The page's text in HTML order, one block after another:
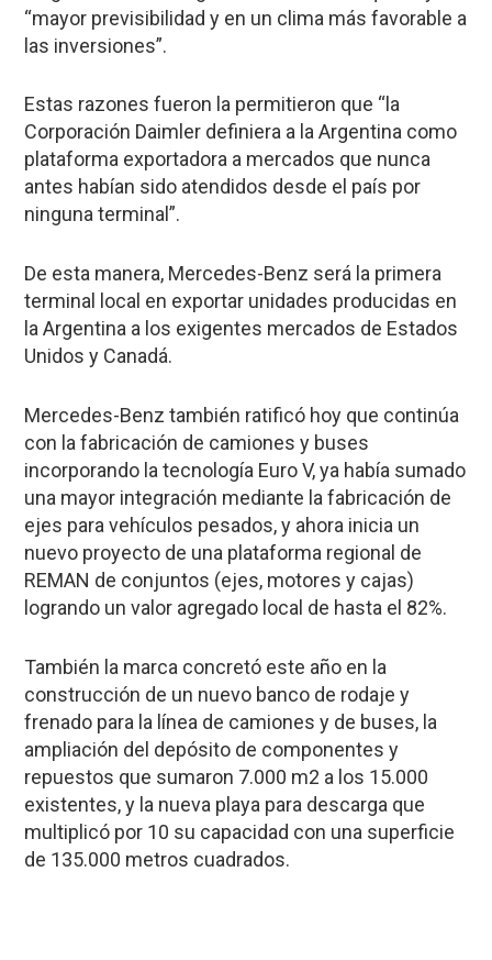
“mayor previsibilidad y en un clima más favorable a
las inversiones”.
Estas razones fueron la permitieron que “la
Corporación Daimler definiera a la Argentina como
plataforma exportadora a mercados que nunca
antes habían sido atendidos desde el país por
ninguna terminal”.
De esta manera, Mercedes-Benz será la primera
terminal local en exportar unidades producidas en
la Argentina a los exigentes mercados de Estados
Unidos y Canadá.
Mercedes-Benz también ratificó hoy que continúa
con la fabricación de camiones y buses
incorporando la tecnología Euro V, ya había sumado
una mayor integración mediante la fabricación de
ejes para vehículos pesados, y ahora inicia un
nuevo proyecto de una plataforma regional de
REMAN de conjuntos (ejes, motores y cajas)
logrando un valor agregado local de hasta el 82%.
También la marca concretó este año en la
construcción de un nuevo banco de rodaje y
frenado para la línea de camiones y de buses, la
ampliación del depósito de componentes y
repuestos que sumaron 7.000 m2 a los 15.000
existentes, y la nueva playa para descarga que
multiplicó por 10 su capacidad con una superficie
de 135.000 metros cuadrados.